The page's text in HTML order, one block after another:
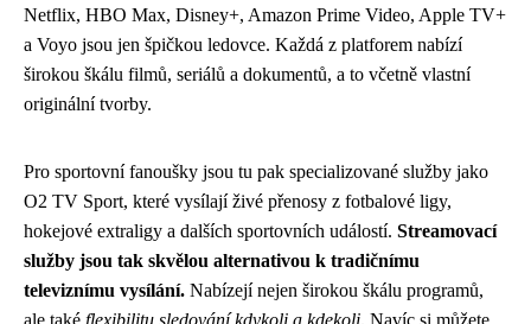
Netflix, HBO Max, Disney+, Amazon Prime Video, Apple TV+
a Voyo jsou jen špičkou ledovce. Každá z platforem nabízí
širokou škálu filmů, seriálů a dokumentů, a to včetně vlastní
originální tvorby.
Pro sportovní fanoušky jsou tu pak specializované služby jako
O2 TV Sport, které vysílají živé přenosy z fotbalové ligy,
hokejové extraligy a dalších sportovních událostí. Streamovací
služby jsou tak skvělou alternativou k tradičnímu
televiznímu vysílání. Nabízejí nejen širokou škálu programů,
ale také flexibilitu sledování kdykoli a kdekoli. Navíc si můžete